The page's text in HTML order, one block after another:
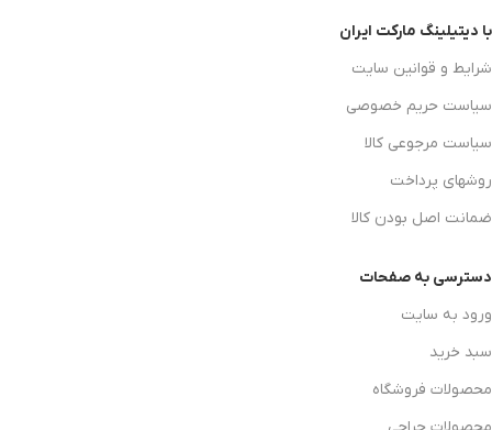
با دیتیلینگ مارکت ایران
شرایط و قوانین سایت
سیاست حریم خصوصی
سیاست مرجوعی کالا
روشهای پرداخت
ضمانت اصل بودن کالا
دسترسی به صفحات
ورود به سایت
سبد خرید
محصولات فروشگاه